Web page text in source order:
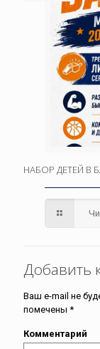
НАБОР ДЕТЕЙ В
Добавить
Ваш e-mail не
помечены *
Комментарий